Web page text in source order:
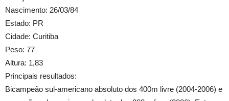
Nascimento: 26/03/84
Estado: PR
Cidade: Curitiba
Peso: 77
Altura: 1,83
Principais resultados:
Bicampeão sul-americano absoluto dos 400m livre (2004-2006) e